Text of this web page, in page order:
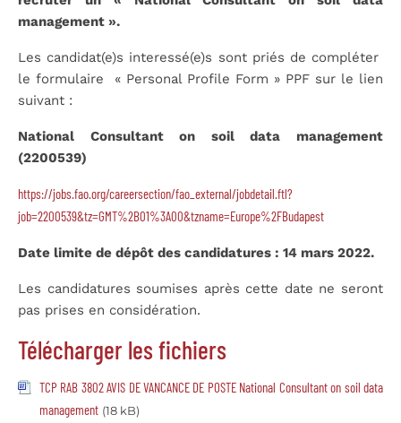
management ».
Les candidat(e)s interessé(e)s sont priés de compléter
le formulaire « Personal Profile Form » PPF sur le lien
suivant :
National Consultant on soil data management
(2200539)
https://jobs.fao.org/careersection/fao_external/jobdetail.ftl?
job=2200539&tz=GMT%2B01%3A00&tzname=Europe%2FBudapest
Date limite de dépôt des candidatures : 14 mars 2022.
Les candidatures soumises après cette date ne seront
pas prises en considération.
Télécharger les fichiers
TCP RAB 3802 AVIS DE VANCANCE DE POSTE National Consultant on soil data
management (18 kB)